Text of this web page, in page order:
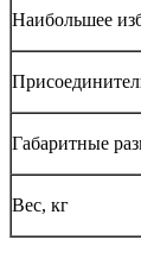
Наибольшее
Габаритные
Вес, кг